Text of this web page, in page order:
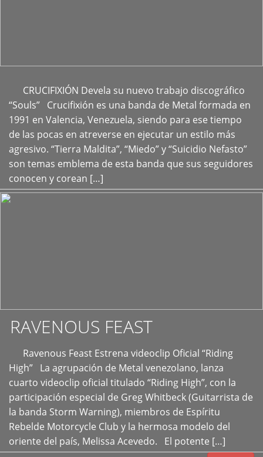
CRUCIFIXIÓN Devela su nuevo trabajo discográfico
“Souls” Crucifixión es una banda de Metal formada en
1991 en Valencia, Venezuela, siendo para ese tiempo
de las pocas en atreverse en ejecutar un estilo más
agresivo. “Tierra Maldita”, “Miedo” y “Suicidio Nefasto”
son temas emblema de esta banda que sus seguidores
conocen y corean […]
+
RAVENOUS FEAST
Ravenous Feast Estrena videoclip Oficial “Riding
High” La agrupación de Metal venezolano, lanza
cuarto videoclip oficial titulado “Riding High”, con la
participación especial de Greg Whitbeck (Guitarrista de
la banda Storm Warning), miembros de Espíritu
Rebelde Motorcycle Club y la hermosa modelo del
oriente del país, Melissa Acevedo. El potente […]